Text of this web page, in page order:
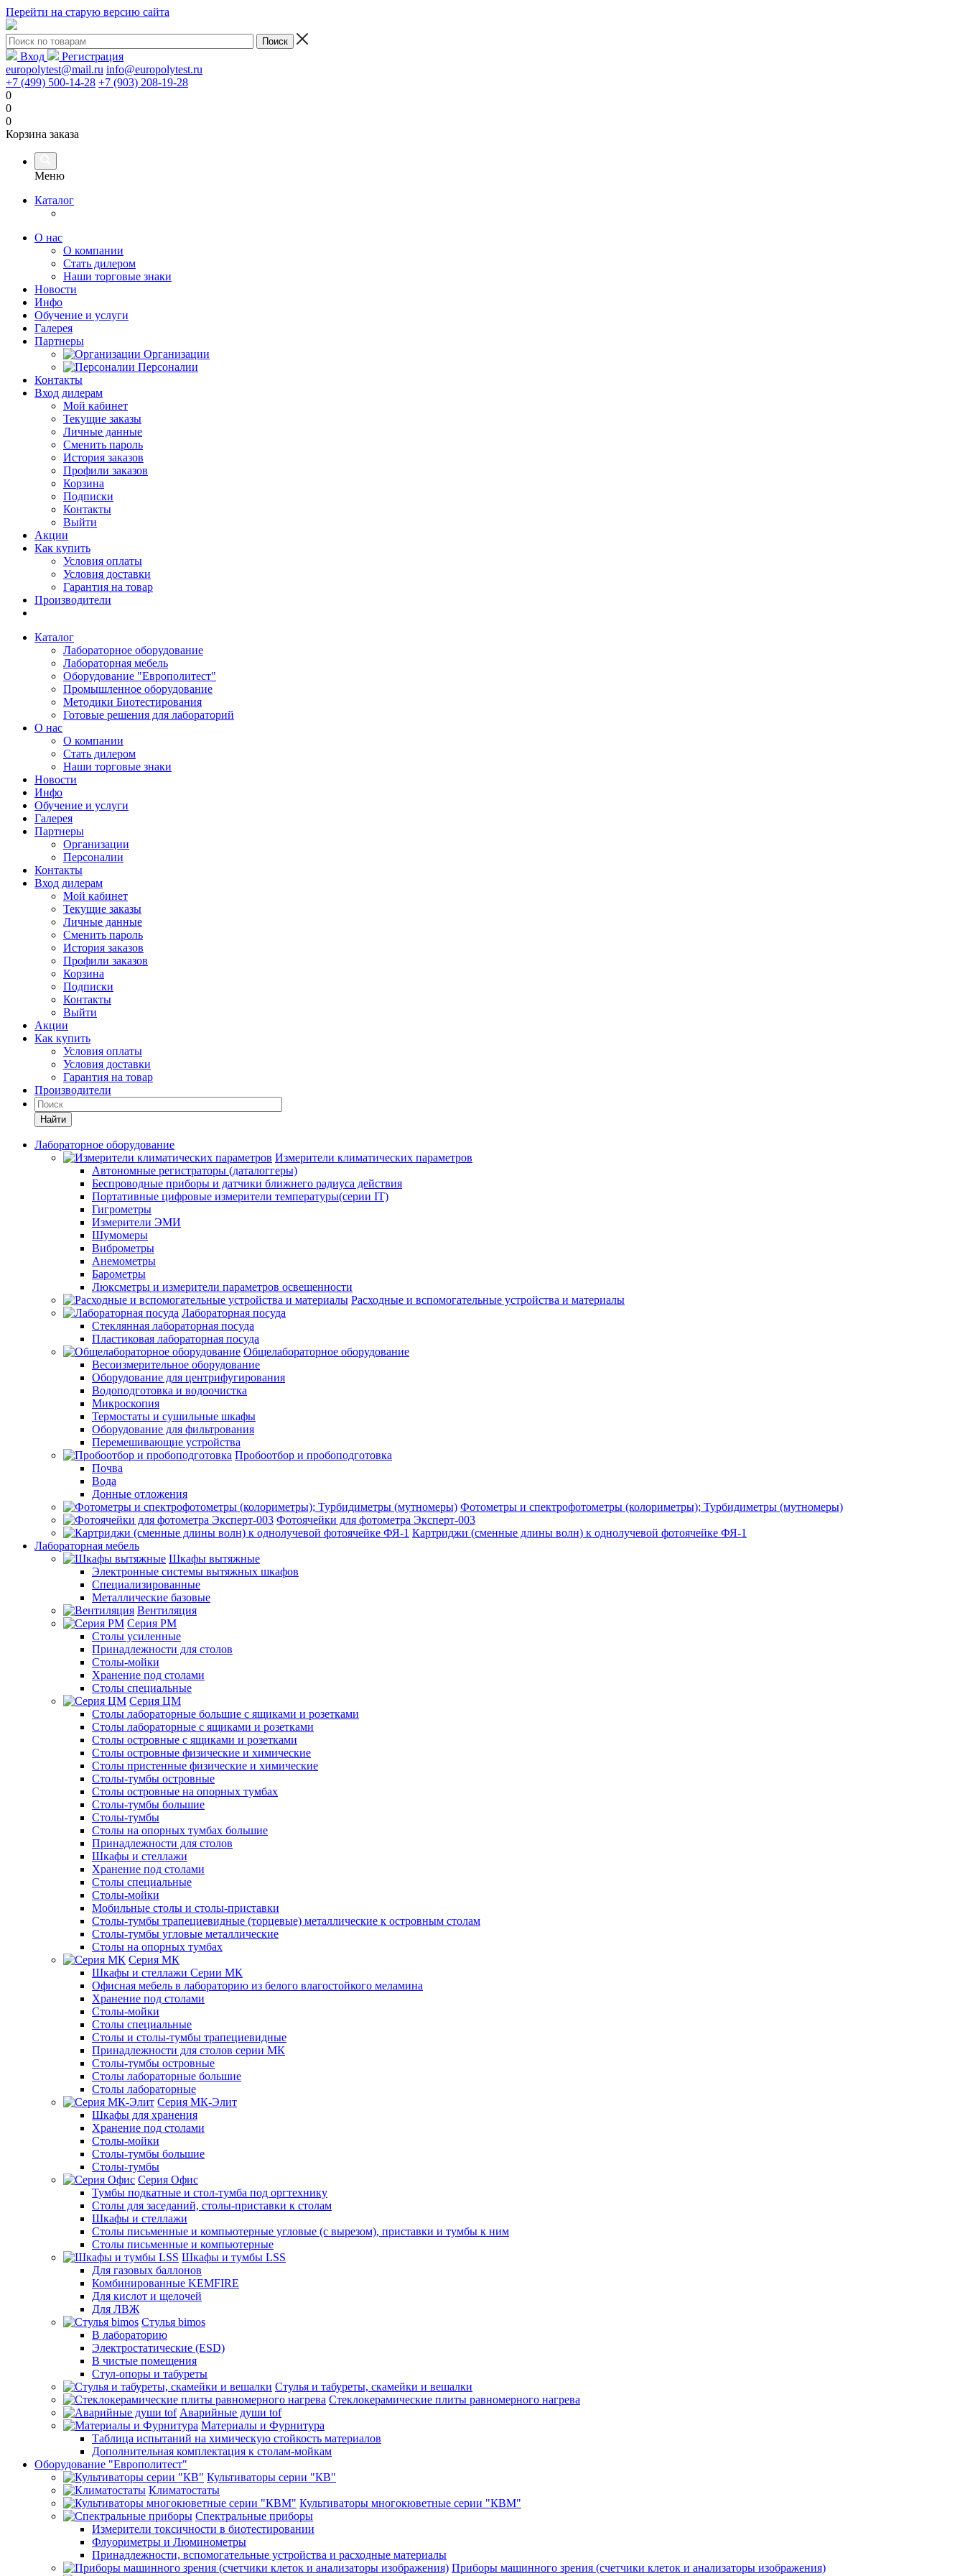
Перейти на старую версию сайта
Вход
Регистрация
europolytest@mail.ru info@europolytest.ru
+7 (499) 500-14-28 +7 (903) 208-19-28
0
0
0
Корзина заказа
Меню
Каталог
О нас
О компании
Стать дилером
Наши торговые знаки
Новости
Инфо
Обучение и услуги
Галерея
Партнеры
Организации
Персоналии
Контакты
Вход дилерам
Мой кабинет
Текущие заказы
Личные данные
Сменить пароль
История заказов
Профили заказов
Корзина
Подписки
Контакты
Выйти
Акции
Как купить
Условия оплаты
Условия доставки
Гарантия на товар
Производители
Каталог
Лабораторное оборудование
Лабораторная мебель
Оборудование "Европолитест"
Промышленное оборудование
Методики Биотестирования
Готовые решения для лабораторий
О нас
О компании
Стать дилером
Наши торговые знаки
Новости
Инфо
Обучение и услуги
Галерея
Партнеры
Организации
Персоналии
Контакты
Вход дилерам
Мой кабинет
Текущие заказы
Личные данные
Сменить пароль
История заказов
Профили заказов
Корзина
Подписки
Контакты
Выйти
Акции
Как купить
Условия оплаты
Условия доставки
Гарантия на товар
Производители
Найти
Лабораторное оборудование
Измерители климатических параметров
Автономные регистраторы (даталоггеры)
Беспроводные приборы и датчики ближнего радиуса действия
Портативные цифровые измерители температуры(серии IT)
Гигрометры
Измерители ЭМИ
Шумомеры
Виброметры
Анемометры
Барометры
Люксметры и измерители параметров освещенности
Расходные и вспомогательные устройства и материалы
Лабораторная посуда
Стеклянная лабораторная посуда
Пластиковая лабораторная посуда
Общелабораторное оборудование
Весоизмерительное оборудование
Оборудование для центрифугирования
Водоподготовка и водоочистка
Микроскопия
Термостаты и сушильные шкафы
Оборудование для фильтрования
Перемешивающие устройства
Пробоотбор и пробоподготовка
Почва
Вода
Донные отложения
Фотометры и спектрофотометры (колориметры); Турбидиметры (мутномеры)
Фотоячейки для фотометра Эксперт-003
Картриджи (сменные длины волн) к однолучевой фотоячейке ФЯ-1
Лабораторная мебель
Шкафы вытяжные
Электронные системы вытяжных шкафов
Специализированные
Металлические базовые
Вентиляция
Серия РМ
Столы усиленные
Принадлежности для столов
Столы-мойки
Хранение под столами
Столы специальные
Серия ЦМ
Столы лабораторные большие с ящиками и розетками
Столы лабораторные с ящиками и розетками
Столы островные с ящиками и розетками
Столы островные физические и химические
Столы пристенные физические и химические
Столы-тумбы островные
Столы островные на опорных тумбах
Столы-тумбы большие
Столы-тумбы
Столы на опорных тумбах большие
Принадлежности для столов
Шкафы и стеллажи
Хранение под столами
Столы специальные
Столы-мойки
Мобильные столы и столы-приставки
Столы-тумбы трапециевидные (торцевые) металлические к островным столам
Столы-тумбы угловые металлические
Столы на опорных тумбах
Серия МК
Шкафы и стеллажи Серии МК
Офисная мебель в лабораторию из белого влагостойкого меламина
Хранение под столами
Столы-мойки
Столы специальные
Столы и столы-тумбы трапециевидные
Принадлежности для столов серии МК
Столы-тумбы островные
Столы лабораторные большие
Столы лабораторные
Серия МК-Элит
Шкафы для хранения
Хранение под столами
Столы-мойки
Столы-тумбы большие
Столы-тумбы
Серия Офис
Тумбы подкатные и стол-тумба под оргтехнику
Столы для заседаний, столы-приставки к столам
Шкафы и стеллажи
Столы письменные и компьютерные угловые (с вырезом), приставки и тумбы к ним
Столы письменные и компьютерные
Шкафы и тумбы LSS
Для газовых баллонов
Комбинированные KEMFIRE
Для кислот и щелочей
Для ЛВЖ
Стулья bimos
В лабораторию
Электростатические (ESD)
В чистые помещения
Стул-опоры и табуреты
Стулья и табуреты, скамейки и вешалки
Стеклокерамические плиты равномерного нагрева
Аварийные души tof
Материалы и Фурнитура
Таблица испытаний на химическую стойкость материалов
Дополнительная комплектация к столам-мойкам
Оборудование "Европолитест"
Культиваторы серии "КВ"
Климатостаты
Культиваторы многокюветные серии "КВМ"
Спектральные приборы
Измерители токсичности в биотестировании
Флуориметры и Люминометры
Принадлежности, вспомогательные устройства и расходные материалы
Приборы машинного зрения (счетчики клеток и анализаторы изображения)